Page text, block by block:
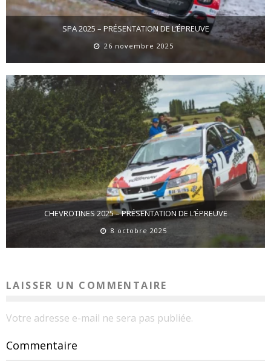
SPA 2025 – PRÉSENTATION DE L’ÉPREUVE
26 novembre 2025
CHEVROTINES 2025 – PRÉSENTATION DE L’ÉPREUVE
8 octobre 2025
LAISSER UN COMMENTAIRE
Votre adresse e-mail ne sera pas publiée.
Commentaire